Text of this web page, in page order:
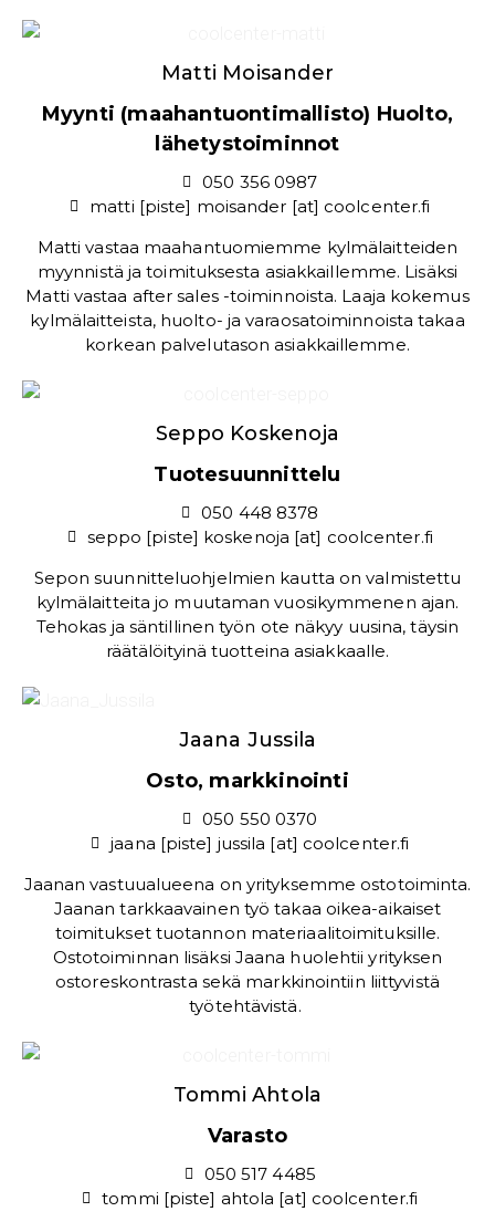
Matti Moisander
Myynti (maahantuontimallisto) Huolto,
lähetystoiminnot
050 356 0987
matti [piste] moisander [at] coolcenter.fi
Matti vastaa maahantuomiemme kylmälaitteiden
myynnistä ja toimituksesta asiakkaillemme. Lisäksi
Matti vastaa after sales -toiminnoista. Laaja kokemus
kylmälaitteista, huolto- ja varaosatoiminnoista takaa
korkean palvelutason asiakkaillemme.
Seppo Koskenoja
Tuotesuunnittelu
050 448 8378
seppo [piste] koskenoja [at] coolcenter.fi
Sepon suunnitteluohjelmien kautta on valmistettu
kylmälaitteita jo muutaman vuosikymmenen ajan.
Tehokas ja säntillinen työn ote näkyy uusina, täysin
räätälöityinä tuotteina asiakkaalle.
Jaana Jussila
Osto, markkinointi
050 550 0370
jaana [piste] jussila [at] coolcenter.fi
Jaanan vastuualueena on yrityksemme ostotoiminta.
Jaanan tarkkaavainen työ takaa oikea-aikaiset
toimitukset tuotannon materiaalitoimituksille.
Ostotoiminnan lisäksi Jaana huolehtii yrityksen
ostoreskontrasta sekä markkinointiin liittyvistä
työtehtävistä.
Tommi Ahtola
Varasto
050 517 4485
tommi [piste] ahtola [at] coolcenter.fi